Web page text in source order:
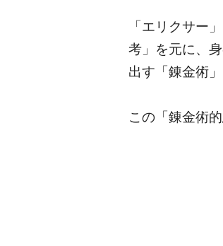
「エリクサー
考」を元に、
出す「錬金術
この「錬金術